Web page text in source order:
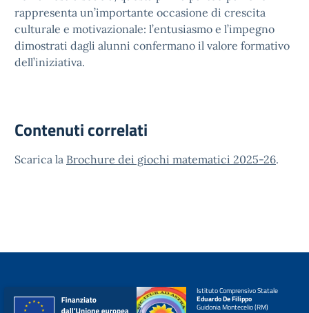
rappresenta un’importante occasione di crescita
culturale e motivazionale: l’entusiasmo e l’impegno
dimostrati dagli alunni confermano il valore formativo
dell’iniziativa.
Contenuti correlati
Scarica la Brochure dei giochi matematici 2025-26.
Istituto Comprensivo Statale
Eduardo De Filippo
Guidonia Montecelio (RM)